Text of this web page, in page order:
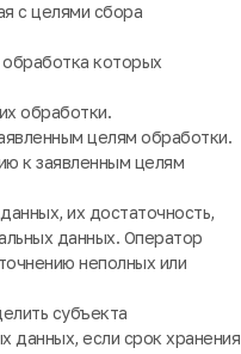
с целями сбора
которых
обработки.
целям обработки.
к заявленным целям
их достаточность,
данных. Оператор
неполных или
субъекта
данных, если срок хранения